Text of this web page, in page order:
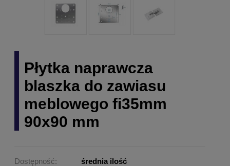
Płytka naprawcza
blaszka do zawiasu
meblowego fi35mm
90x90 mm
Dostępność:
średnia ilość